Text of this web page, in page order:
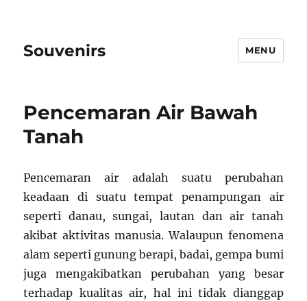
Souvenirs MENU
Pencemaran Air Bawah
Tanah
Pencemaran air adalah suatu perubahan
keadaan di suatu tempat penampungan air
seperti danau, sungai, lautan dan air tanah
akibat aktivitas manusia. Walaupun fenomena
alam seperti gunung berapi, badai, gempa bumi
juga mengakibatkan perubahan yang besar
terhadap kualitas air, hal ini tidak dianggap